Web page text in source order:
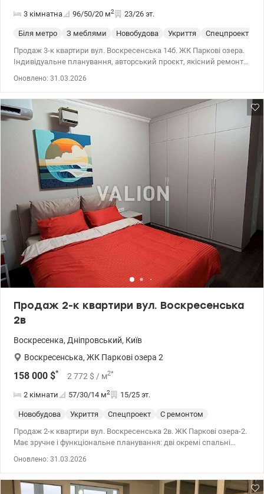
3 кімнатна 96/50/20 м2 23/26 эт.
Біля метро З меблями Новобудова Укриття Спецпроект
Продаж 3-к квартири вул. Воскресенська 14б. ЖК Паркові озера.
Індивідуальне планування, авторський проєкт, якісний ремонт,
побутовою технікою. Дві окремі спальні. Ванна кімната, та
окремо душ. У квартирі встановленні лічильники на воду,
електрику і опалення. Квартира має гардеробну кімнату.
Комплекс має презентабельну вхідну групу, та прибудинкову
територію.
Оновлено: 31.03.2026
Продаж 2-к квартири вул. Воскресенська
2в
Воскресенка, Дніпровський, Київ
Воскресенська, ЖК Паркові озера 2
158 000 $* 2 772 $ / м2*
2 кімнати 57/30/14 м2 15/25 эт.
Новобудова Укриття Спецпроект
С ремонтом
Продаж 2-к квартири вул. Воскресенська 2в. ЖК Паркові озера-2.
Має зручне і функціональне планування: дві окремі спальні
панорамою міста. В будинку центральне опалення, встановлено
Оновлено: 31.03.2026